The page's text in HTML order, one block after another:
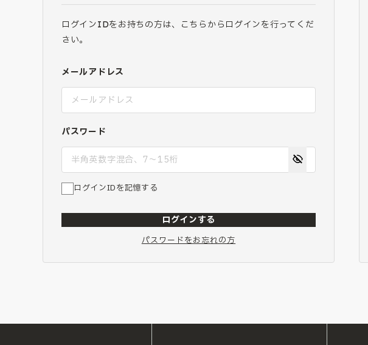
ログインIDをお持ちの方は、こちらからログインを行ってくだ
さい。
メールアドレス
パスワード
ログインIDを記憶する
ログインする
パスワードをお忘れの方